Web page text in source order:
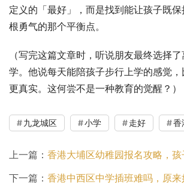
定义的「最好」，而是找到能让孩子既
根勇气的那个平衡点。
（写完这篇文章时，听说朋友最终选择
学。他说每天能陪孩子步行上学的感觉
更真实。这何尝不是一种教育的觉醒？）
九龙城区 小学 走好 香
上一篇： 香港大埔区幼稚园报名攻略，孩子到香
下一篇： 香港中西区中学插班难吗，原来